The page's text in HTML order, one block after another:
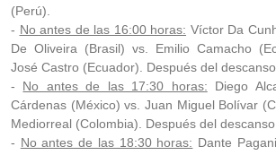
(Perú).
- No antes de las 16:00 horas: Víctor Da
De Oliveira (Brasil) vs. Emilio Camacho
José Castro (Ecuador). Después del
- No antes de las 17:30 horas: Diego
Cárdenas (México) vs. Juan Miguel Bolívar
Mediorreal (Colombia). Después del descanso
- No antes de las 18:30 horas: Dante